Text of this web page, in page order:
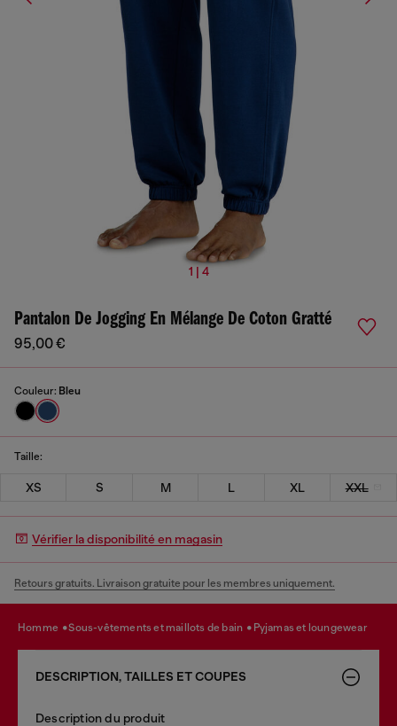
1 | 4
Pantalon De Jogging En Mélange De Coton Gratté
95,00 €
Couleur: Bleu
Taille:
XS S M L XL XXL
Vérifier la disponibilité en magasin
Retours gratuits. Livraison gratuite pour les membres uniquement.
homme sous-vêtements et maillots de bain pyjamas et loungewear
DESCRIPTION, TAILLES ET COUPES
Description du produit